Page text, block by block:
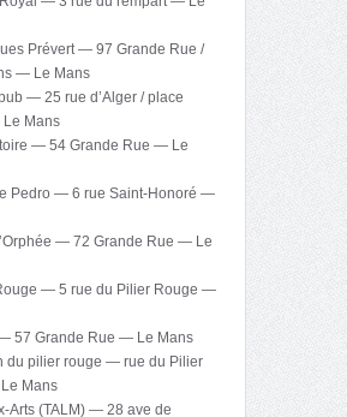
Prévert — 97 Grande Rue /
— Le Mans
— 25 rue d’Alger / place
Mans
— 54 Grande Rue — Le
Pedro — 6 rue Saint-Honoré —
— 72 Grande Rue — Le
— 5 rue du Pilier Rouge —
— 57 Grande Rue — Le Mans
du pilier rouge — rue du Pilier
Mans
Arts (TALM) — 28 ave de